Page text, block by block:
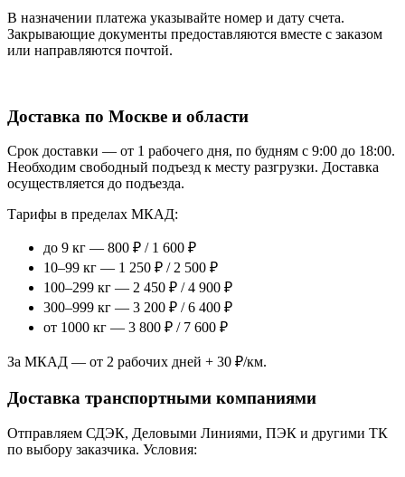
В назначении платежа указывайте номер и дату счета.
Закрывающие документы предоставляются вместе с заказом
или направляются почтой.
Доставка по Москве и области
Срок доставки — от 1 рабочего дня, по будням с 9:00 до 18:00.
Необходим свободный подъезд к месту разгрузки. Доставка
осуществляется до подъезда.
Тарифы в пределах МКАД:
до 9 кг — 800 ₽ / 1 600 ₽
10–99 кг — 1 250 ₽ / 2 500 ₽
100–299 кг — 2 450 ₽ / 4 900 ₽
300–999 кг — 3 200 ₽ / 6 400 ₽
от 1000 кг — 3 800 ₽ / 7 600 ₽
За МКАД — от 2 рабочих дней + 30 ₽/км.
Доставка транспортными компаниями
Отправляем СДЭК, Деловыми Линиями, ПЭК и другими ТК
по выбору заказчика. Условия: